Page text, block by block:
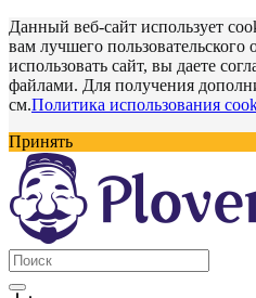
Данный веб-сайт использует
вам лучшего
использовать сайт, вы даете
файлами. Для получения
см.Политика использования
Принять